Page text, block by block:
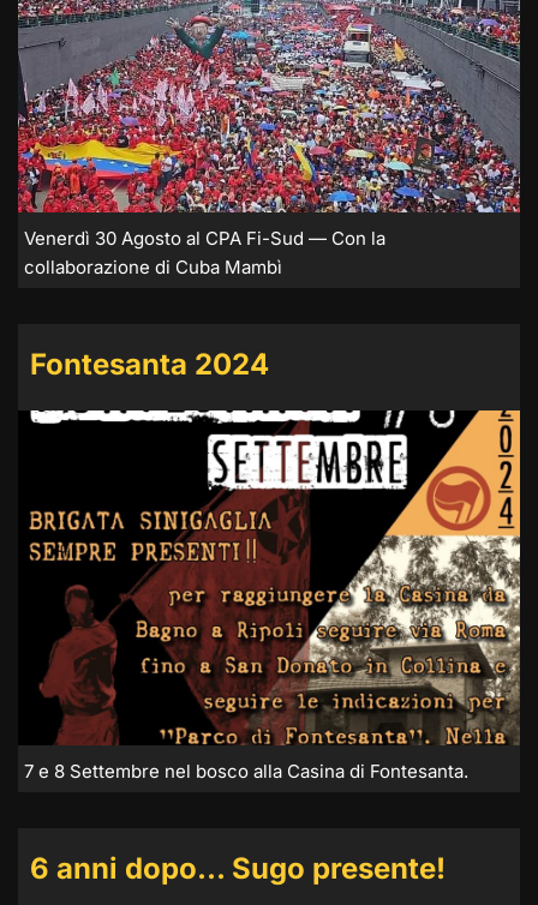
Venerdì 30 Agosto al CPA Fi-Sud — Con la
collaborazione di Cuba Mambì
Fontesanta 2024
7 e 8 Settembre nel bosco alla Casina di Fontesanta.
6 anni dopo… Sugo presente!